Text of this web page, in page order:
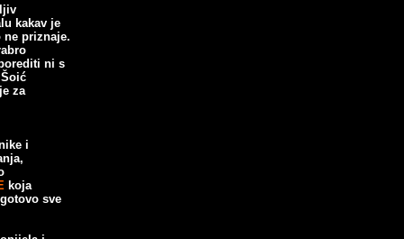
kakav je
ne priznaje.
ni s
za
i
koja
sve